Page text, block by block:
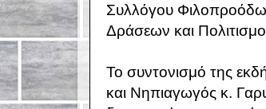
Συλλόγου
Δράσεων και
Το συντονισμό της
και Νηπιαγωγός κ.